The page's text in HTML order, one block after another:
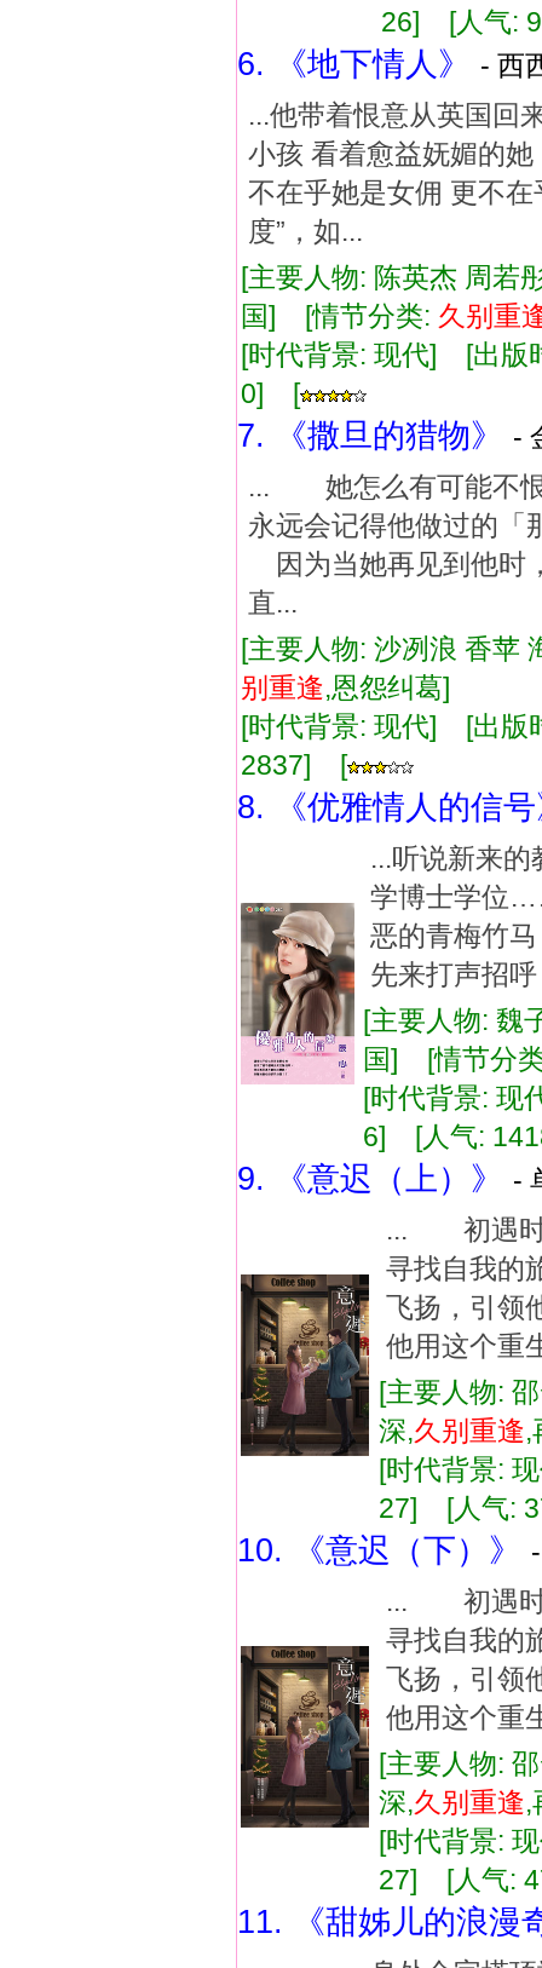
26] [人气:
6. 《地下情人》
- 西
...他带着恨意从英国回
小孩 看着愈益妩媚的
不在乎她是女佣 更不
度”，如...
[主要人物: 陈英杰 周若
国] [情节分类: 久别 重
[时代背景: 现代] [出
0] [
7. 《撒旦的猎物》
-
... 她怎么有可能不
永远会记得他做过的
因为当她再见到
直...
[主要人物: 沙冽浪 香
别 重逢,恩怨纠葛]
[时代背景: 现代] [出
2837] [
8. 《优雅情人的信
...听说新来
学博士学位
恶的青梅竹
先来打声招
[主要人物: 魏
国] [情节分
[时代背景:
6] [人气:
9. 《意迟（上）》
-
... 初遇时
寻找自我
飞扬，引
他用这个重
[主要人物:
深,久别 重逢
[时代背景:
27] [人气:
10. 《意迟（下）》
... 初遇时
寻找自我
飞扬，引
他用这个重
[主要人物:
深,久别 重逢
[时代背景:
27] [人气:
11. 《甜姊儿的浪漫